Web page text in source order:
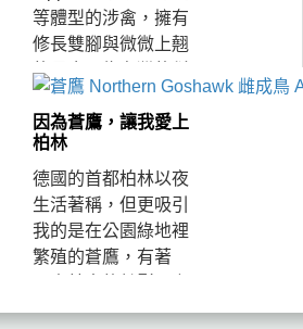
等體型的涉禽，擁有
修長雙腳與微微上翹
的長喙，為台灣的稀
有冬候鳥及不普遍過
境鳥。牠們繁殖於北
歐、北極西伯利亞及
俄羅斯遠東，冬季遷
徙至歐洲、非洲、南
亞、東...
因為蒼鷹，讓我愛上
柏林
德國的首都柏林以夜
生活著稱，但更吸引
我的是在公園綠地裡
繁殖的蒼鷹，有著
稱的他們是如何適應